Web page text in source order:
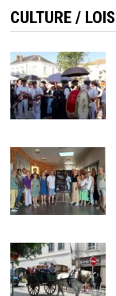
CULTURE /